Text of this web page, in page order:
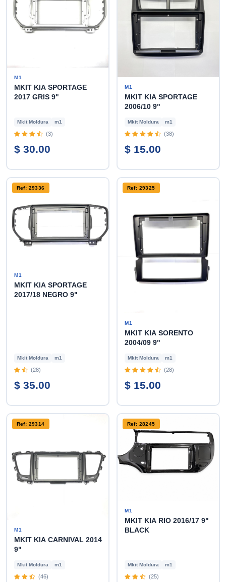
M1
MKIT KIA SPORTAGE
2017 GRIS 9"
Mkit Moldura m1
(3)
$ 30.00
M1
MKIT KIA SPORTAGE
2006/10 9"
Mkit Moldura m1
(38)
$ 15.00
Ref: 29336
M1
MKIT KIA SPORTAGE
2017/18 NEGRO 9"
Mkit Moldura m1
(28)
$ 35.00
Ref: 29325
M1
MKIT KIA SORENTO
2004/09 9"
Mkit Moldura m1
(28)
$ 15.00
Ref: 29314
M1
MKIT KIA CARNIVAL 2014
9"
Mkit Moldura m1
(46)
Ref: 28245
M1
MKIT KIA RIO 2016/17 9"
BLACK
Mkit Moldura m1
(25)